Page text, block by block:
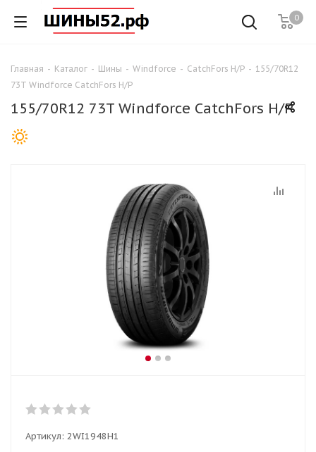
0
Главная - Каталог - Шины - Windforce - CatchFors H/P - 155/70R12
73T Windforce CatchFors H/P
155/70R12 73T Windforce CatchFors H/P
Артикул: 2WI1948H1